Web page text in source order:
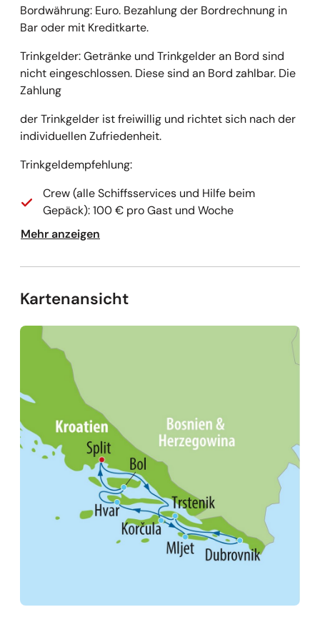
Bordwährung: Euro. Bezahlung der Bordrechnung in
Bar oder mit Kreditkarte.
Trinkgelder: Getränke und Trinkgelder an Bord sind
nicht eingeschlossen. Diese sind an Bord zahlbar. Die
Zahlung
der Trinkgelder ist freiwillig und richtet sich nach der
individuellen Zufriedenheit.
Trinkgeldempfehlung:
Crew (alle Schiffsservices und Hilfe beim
Gepäck): 100 € pro Gast und Woche
Mehr anzeigen
Kartenansicht